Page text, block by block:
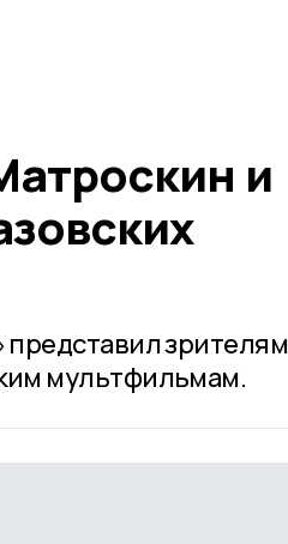
и
зрителям
мультфильмам.